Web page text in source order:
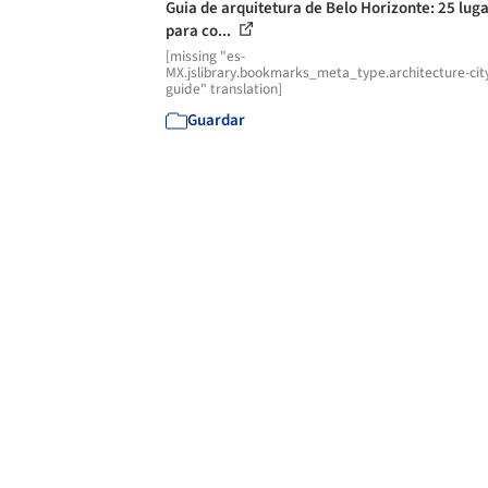
Guia de arquitetura de Belo Horizonte: 25
para co...
[missing "es-
MX.jslibrary.bookmarks_meta_type.architecture-
guide" translation]
Guardar